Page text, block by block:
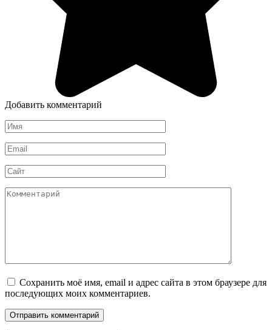
Добавить комментарий
Имя
*
Email
*
Сайт
Комментарий
Сохранить моё имя, email и адрес сайта в этом браузере для
последующих моих комментариев.